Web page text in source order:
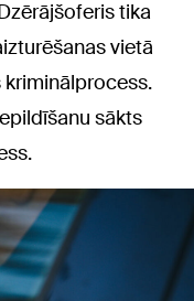
tika
vietā
kriminālprocess.
sākts